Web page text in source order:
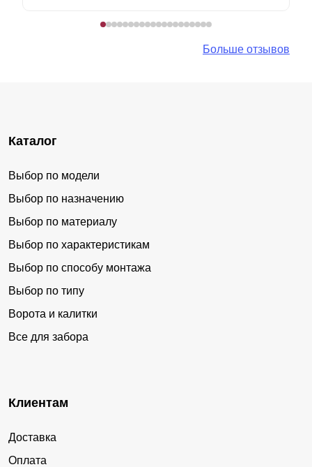
Больше отзывов
Каталог
Выбор по модели
Выбор по назначению
Выбор по материалу
Выбор по характеристикам
Выбор по способу монтажа
Выбор по типу
Ворота и калитки
Все для забора
Клиентам
Доставка
Оплата